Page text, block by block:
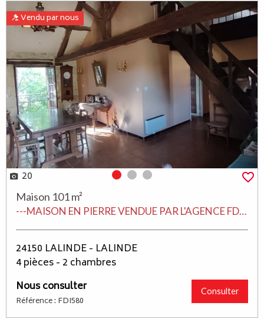
Vendu par nous
20 Photo 0
Photo 1Photo 2
Maison 101 m²
---MAISON EN PIERRE VENDUE PAR L'AGENCE FDIMMO LALINDE EN PERIGORD--- A 5 MIN DE LALINDE, JOLIE MAISON DE CARACTERE EN PIERRE SUR 2 NIVEAUX A RÉNOVER AVEC VUE, A RÉNOVER, COMPOSÉE A L'ÉTAGE D'UN SÉJOUR CUISINE, 2 CHAMBRES + STUDIO DE 32 M² ENVIRON AU RDC, GARAGE, LE TOUT SUR UN TERRAIN CLOS DE 350 M².
24150 LALINDE - LALINDE
4 pièces - 2 chambres
Nous consulter
Référence : FDI580
Consulter